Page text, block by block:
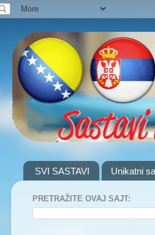
SVI SASTAVI Unikatni
PRETRAŽITE OVAJ SAJT: